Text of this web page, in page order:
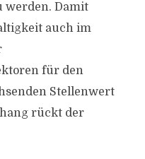
werden. Damit
auch im
für den
Stellenwert
rückt der